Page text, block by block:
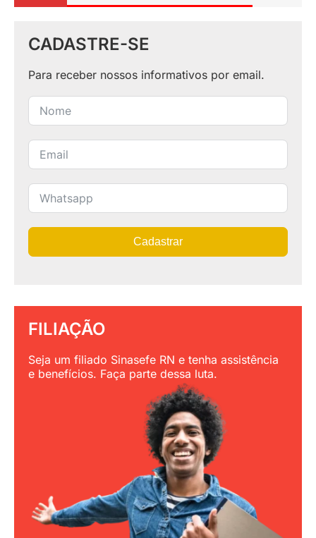
CADASTRE-SE
Para receber nossos informativos por email.
Cadastrar
FILIAÇÃO
Seja um filiado Sinasefe RN e tenha assistência
e benefícios. Faça parte dessa luta.